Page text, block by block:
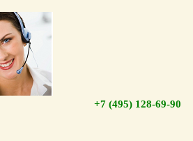
+7 (495) 128-69-90